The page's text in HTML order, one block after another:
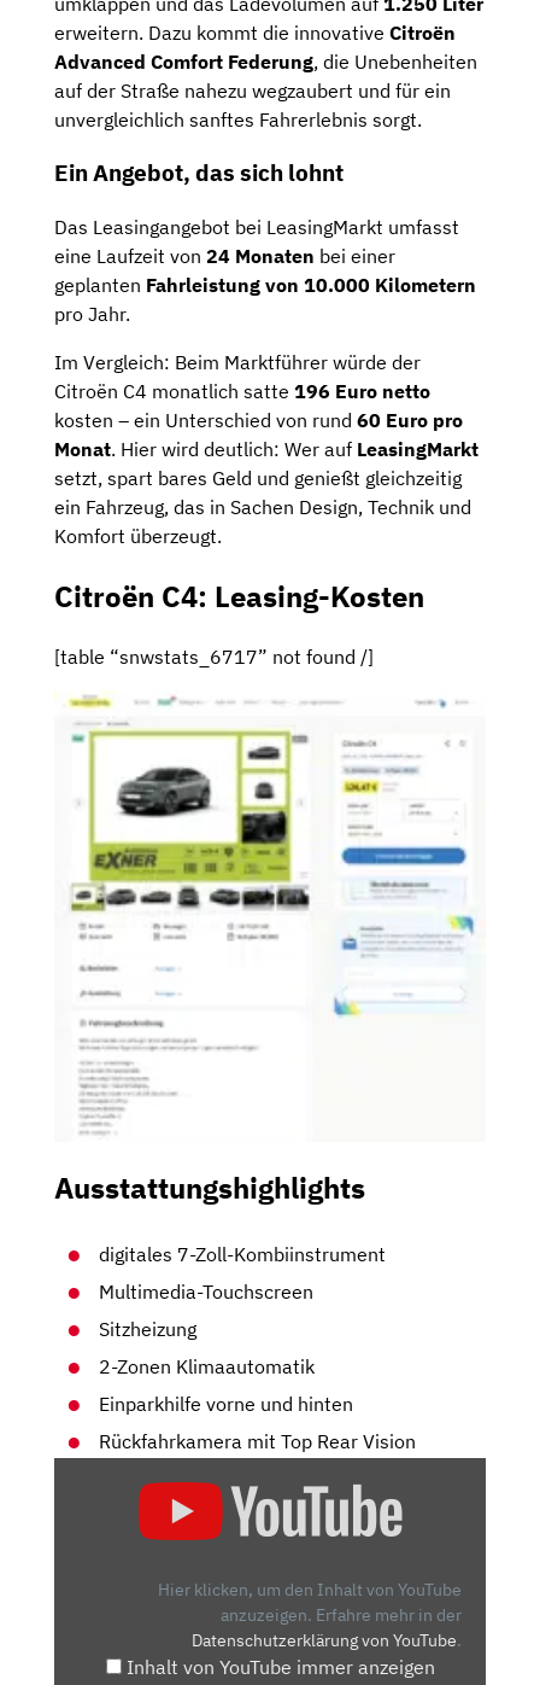
erweitern. Dazu kommt die innovative Citroën
Advanced Comfort Federung, die Unebenheiten
auf der Straße nahezu wegzaubert und für ein
unvergleichlich sanftes Fahrerlebnis sorgt.
Ein Angebot, das sich lohnt
Das Leasingangebot bei LeasingMarkt umfasst
eine Laufzeit von 24 Monaten bei einer
geplanten Fahrleistung von 10.000 Kilometern
pro Jahr.
Im Vergleich: Beim Marktführer würde der
Citroën C4 monatlich satte 196 Euro netto
kosten – ein Unterschied von rund 60 Euro pro
Monat. Hier wird deutlich: Wer auf LeasingMarkt
setzt, spart bares Geld und genießt gleichzeitig
ein Fahrzeug, das in Sachen Design, Technik und
Komfort überzeugt.
Citroën C4: Leasing-Kosten
[table “snwstats_6717” not found /]
Ausstattungshighlights
digitales 7-Zoll-Kombiinstrument
Multimedia-Touchscreen
Sitzheizung
2-Zonen Klimaautomatik
Einparkhilfe vorne und hinten
Rückfahrkamera mit Top Rear Vision
ANDERES
Hier klicken, um den Inhalt von YouTube
anzuzeigen. Erfahre mehr in der
Datenschutzerklärung von YouTube.
Inhalt von YouTube immer anzeigen